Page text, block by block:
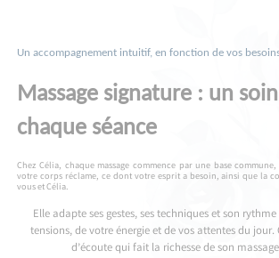
Un accompagnement intuitif, en fonction de vos
Massage signature : un
chaque séance
Chez Célia, chaque massage commence par une base
votre corps réclame, ce dont votre esprit a besoin, ainsi que la
vous et Célia.
Elle adapte ses gestes, ses techniques et son
tensions, de votre énergie et de vos attentes du jour.
d’écoute qui fait la richesse de son